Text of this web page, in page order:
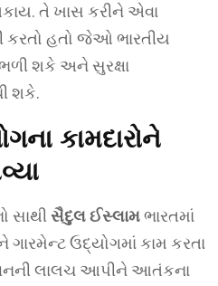
તે ખાસ કરીને એવા
કરતો હતો જેઓ ભારતીય
શકે અને સુરક્ષા
શકે.
કામદારોને
સાથીસૈદુલ ઈસ્લામભારતમાં
ઉદ્યોગમાં કામ કરતા
લાલચ આપીને આતંકના